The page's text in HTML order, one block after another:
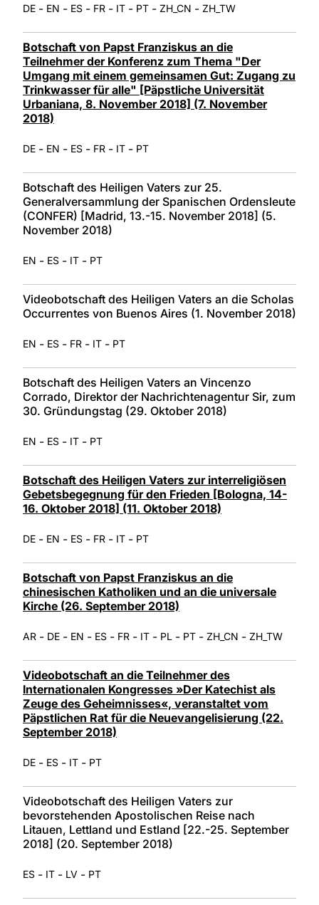
DE - EN - ES - FR - IT - PT - ZH_CN - ZH_TW
Botschaft von Papst Franziskus an die
Teilnehmer der Konferenz zum Thema "Der
Umgang mit einem gemeinsamen Gut: Zugang zu
Trinkwasser für alle" [Päpstliche Universität
Urbaniana, 8. November 2018] (7. November
2018)
DE - EN - ES - FR - IT - PT
Botschaft des Heiligen Vaters zur 25.
Generalversammlung der Spanischen Ordensleute
(CONFER) [Madrid, 13.-15. November 2018] (5.
November 2018)
EN - ES - IT - PT
Videobotschaft des Heiligen Vaters an die Scholas
Occurrentes von Buenos Aires (1. November 2018)
EN - ES - FR - IT - PT
Botschaft des Heiligen Vaters an Vincenzo
Corrado, Direktor der Nachrichtenagentur Sir, zum
30. Gründungstag (29. Oktober 2018)
EN - ES - IT - PT
Botschaft des Heiligen Vaters zur interreligiösen
Gebetsbegegnung für den Frieden [Bologna, 14-
16. Oktober 2018] (11. Oktober 2018)
DE - EN - ES - FR - IT - PT
Botschaft von Papst Franziskus an die
chinesischen Katholiken und an die universale
Kirche (26. September 2018)
AR - DE - EN - ES - FR - IT - PL - PT - ZH_CN - ZH_TW
Videobotschaft an die Teilnehmer des
Internationalen Kongresses »Der Katechist als
Zeuge des Geheimnisses«, veranstaltet vom
Päpstlichen Rat für die Neuevangelisierung (22.
September 2018)
DE - ES - IT - PT
Videobotschaft des Heiligen Vaters zur
bevorstehenden Apostolischen Reise nach
Litauen, Lettland und Estland [22.-25. September
2018] (20. September 2018)
ES - IT - LV - PT